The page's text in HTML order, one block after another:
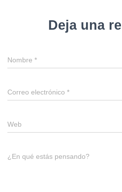
Deja una
Nombre *
Correo electrónico *
Web
¿En qué estás pensando?